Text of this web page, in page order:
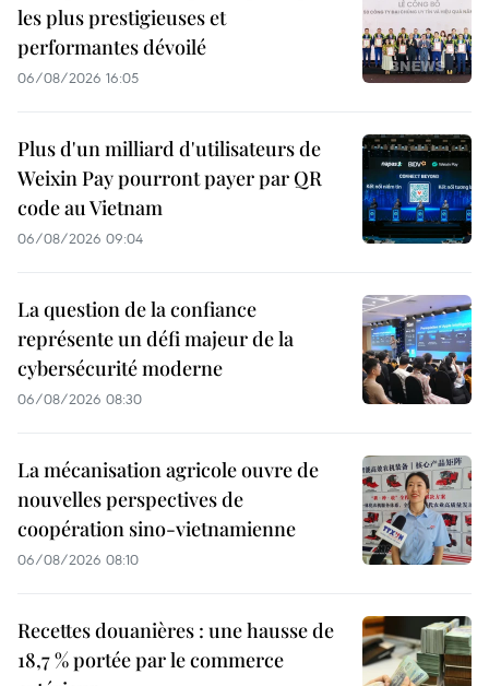
les plus prestigieuses et
performantes dévoilé
06/08/2026 16:05
Plus d'un milliard d'utilisateurs de
Weixin Pay pourront payer par QR
code au Vietnam
06/08/2026 09:04
La question de la confiance
représente un défi majeur de la
cybersécurité moderne
06/08/2026 08:30
La mécanisation agricole ouvre de
nouvelles perspectives de
coopération sino-vietnamienne
06/08/2026 08:10
Recettes douanières : une hausse de
18,7 % portée par le commerce